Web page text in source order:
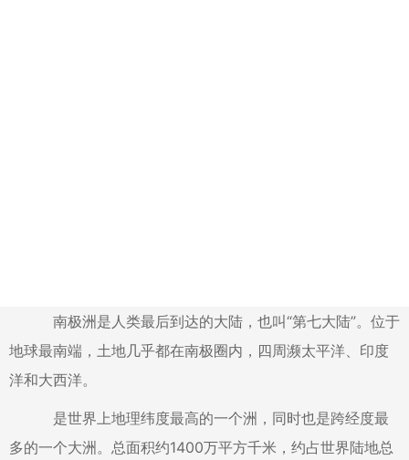
南极洲是人类最后到达的大陆，也叫“第七大陆”。位于
地球最南端，土地几乎都在南极圈内，四周濒太平洋、印度
洋和大西洋。
是世界上地理纬度最高的一个洲，同时也是跨经度最
多的一个大洲。总面积约1400万平方千米，约占世界陆地总